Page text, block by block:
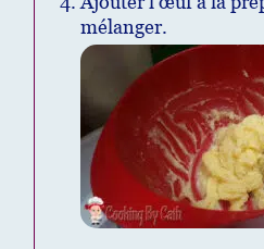
mélanger.